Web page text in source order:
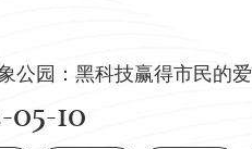
公园：黑科技赢得市民的爱
05-10